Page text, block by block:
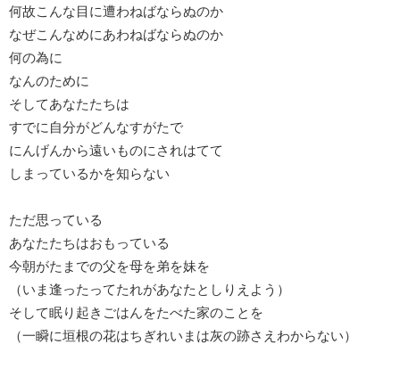
何故こんな目に遭わねばならぬのか
なぜこんなめにあわねばならぬのか
何の為に
なんのために
そしてあなたたちは
すでに自分がどんなすがたで
にんげんから遠いものにされはてて
しまっているかを知らない
ただ思っている
あなたたちはおもっている
今朝がたまでの父を母を弟を妹を
（いま逢ったってたれがあなたとしりえよう）
そして眠り起きごはんをたべた家のことを
（一瞬に垣根の花はちぎれいまは灰の跡さえわからない）